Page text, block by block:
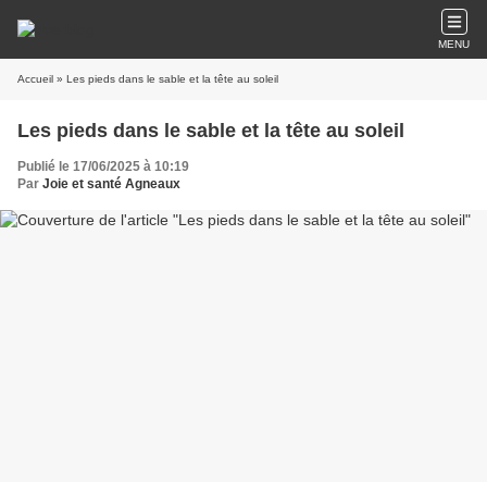
MENU
Accueil » Les pieds dans le sable et la tête au soleil
Les pieds dans le sable et la tête au soleil
Publié le 17/06/2025 à 10:19
Par Joie et santé Agneaux